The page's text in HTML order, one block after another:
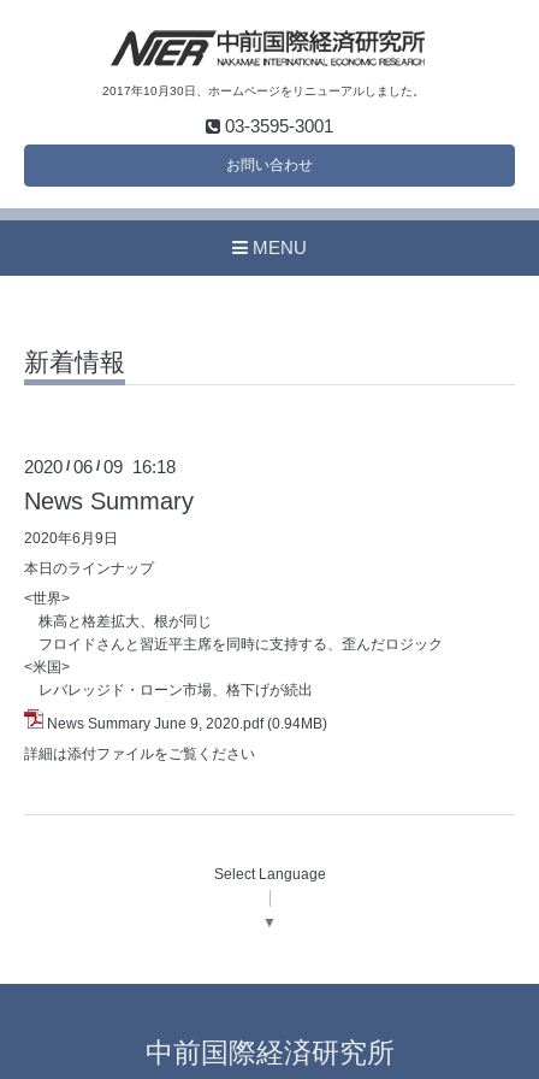
2017年10月30日、ホームページをリニューアルしました。
03-3595-3001
お問い合わせ
MENU
新着情報
2020 /06 /09 16:18
News Summary
2020年6月9日
本日のラインナップ
<世界>
株高と格差拡大、根が同じ
フロイドさんと習近平主席を同時に支持する、歪んだロジック
<米国>
レバレッジド・ローン市場、格下げが続出
News Summary June 9, 2020.pdf (0.94MB)
詳細は添付ファイルをご覧ください
Select Language
▼
中前国際経済研究所